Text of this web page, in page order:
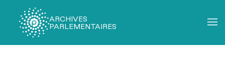
ARCHIVES
PARLEMENTAIRES